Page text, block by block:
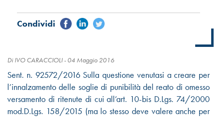
Di IVO CARACCIOLI - 04 Maggio 2016
Sent. n. 92572/2016 Sulla questione venutasi a creare per
l’innalzamento delle soglie di punibilità del reato di omesso
versamento di ritenute di cui all’art. 10-bis D.Lgs. 74/2000
mod.D.Lgs. 158/2015 (ma lo stesso deve valere anche per